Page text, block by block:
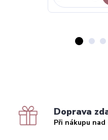
Doprava
Při nákupu nad